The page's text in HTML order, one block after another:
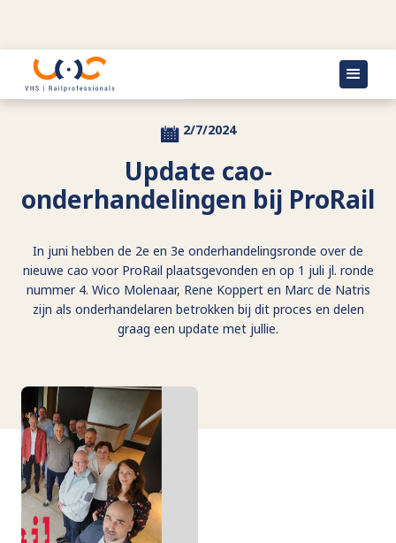
Terug naar actueel
2/7/2024
Update cao-
onderhandelingen bij ProRail
In juni hebben de 2e en 3e onderhandelingsronde over de
nieuwe cao voor ProRail plaatsgevonden en op 1 juli jl. ronde
nummer 4. Wico Molenaar, Rene Koppert en Marc de Natris
zijn als onderhandelaren betrokken bij dit proces en delen
graag een update met jullie.